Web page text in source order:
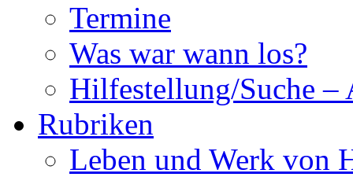
Termine
Was war wann los?
Hilfestellung/Suche –
Rubriken
Leben und Werk von